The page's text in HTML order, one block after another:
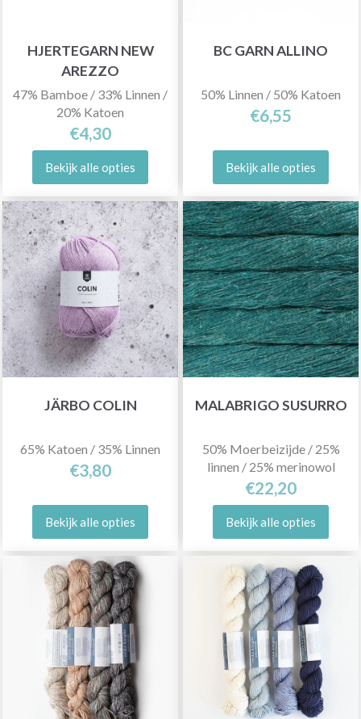
HJERTEGARN NEW
AREZZO
47% Bamboe / 33% Linnen /
20% Katoen
€4,30
Bekijk alle opties
BC GARN ALLINO
50% Linnen / 50% Katoen
€6,55
Bekijk alle opties
JÄRBO COLIN
65% Katoen / 35% Linnen
€3,80
Bekijk alle opties
MALABRIGO SUSURRO
50% Moerbeizijde / 25%
linnen / 25% merinowol
€22,20
Bekijk alle opties